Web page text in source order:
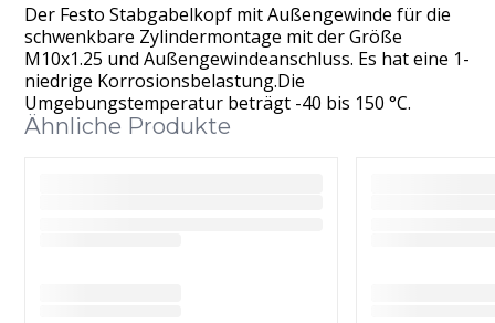
Der Festo Stabgabelkopf mit Außengewinde für die
schwenkbare Zylindermontage mit der Größe
M10x1.25 und Außengewindeanschluss. Es hat eine 1-
niedrige Korrosionsbelastung.Die
Umgebungstemperatur beträgt -40 bis 150 °C.
Ähnliche Produkte